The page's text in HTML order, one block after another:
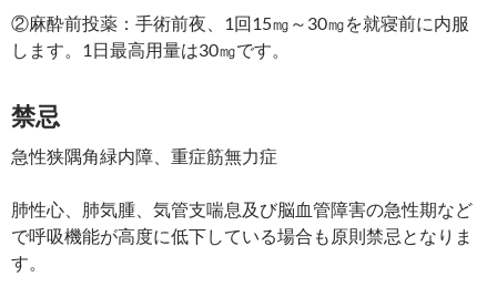
②麻酔前投薬：手術前夜、1回15㎎～30㎎を就寝前に内服
します。1日最高用量は30㎎です。
禁忌
急性狭隅角緑内障、重症筋無力症
肺性心、肺気腫、気管支喘息及び脳血管障害の急性期など
で呼吸機能が高度に低下している場合も原則禁忌となりま
す。